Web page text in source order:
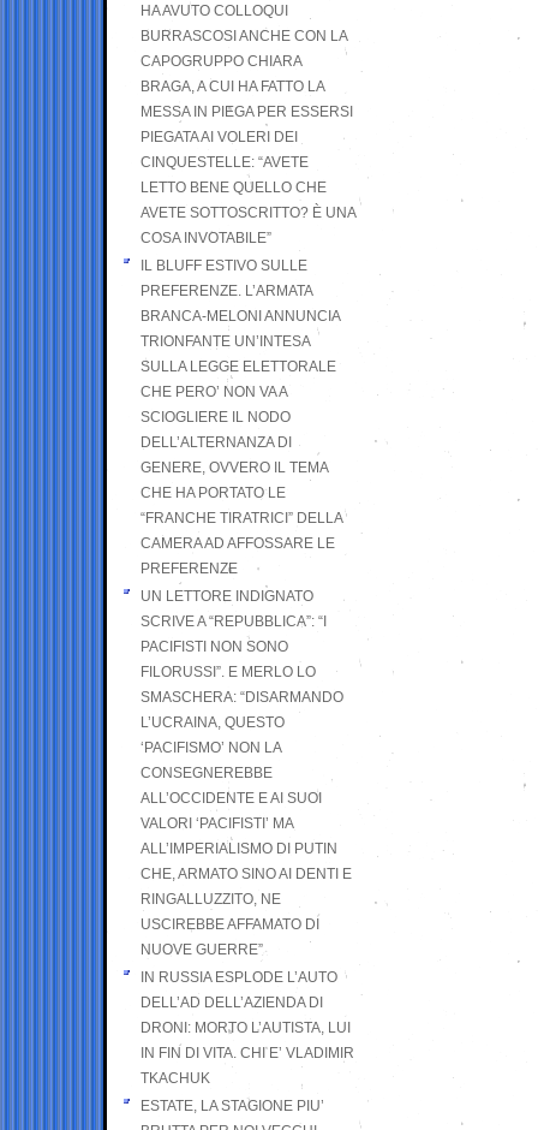
HA AVUTO COLLOQUI
BURRASCOSI ANCHE CON LA
CAPOGRUPPO CHIARA
BRAGA, A CUI HA FATTO LA
MESSA IN PIEGA PER ESSERSI
PIEGATA AI VOLERI DEI
CINQUESTELLE: “AVETE
LETTO BENE QUELLO CHE
AVETE SOTTOSCRITTO? È UNA
COSA INVOTABILE”
IL BLUFF ESTIVO SULLE
PREFERENZE. L’ARMATA
BRANCA-MELONI ANNUNCIA
TRIONFANTE UN’INTESA
SULLA LEGGE ELETTORALE
CHE PERO’ NON VA A
SCIOGLIERE IL NODO
DELL’ALTERNANZA DI
GENERE, OVVERO IL TEMA
CHE HA PORTATO LE
“FRANCHE TIRATRICI” DELLA
CAMERA AD AFFOSSARE LE
PREFERENZE
UN LETTORE INDIGNATO
SCRIVE A “REPUBBLICA”: “I
PACIFISTI NON SONO
FILORUSSI”. E MERLO LO
SMASCHERA: “DISARMANDO
L’UCRAINA, QUESTO
‘PACIFISMO’ NON LA
CONSEGNEREBBE
ALL’OCCIDENTE E AI SUOI
VALORI ‘PACIFISTI’ MA
ALL’IMPERIALISMO DI PUTIN
CHE, ARMATO SINO AI DENTI E
RINGALLUZZITO, NE
USCIREBBE AFFAMATO DI
NUOVE GUERRE”
IN RUSSIA ESPLODE L’AUTO
DELL’AD DELL’AZIENDA DI
DRONI: MORTO L’AUTISTA, LUI
IN FIN DI VITA. CHI E’ VLADIMIR
TKACHUK
ESTATE, LA STAGIONE PIU’